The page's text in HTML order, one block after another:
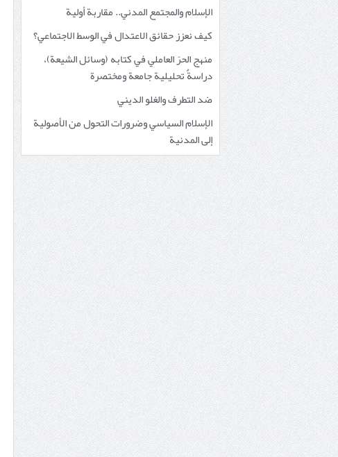
الإسلام والمجتمع المدني.. مقاربة أولية
كيف نعزز حقائق الاعتدال في الوسط الاجتماعي؟
منهج الحرّ العاملي في كتابه (وسائل الشيعة)،
دراسةٌ تحليلية جامعة ومختصرة
ضد التطرف والغلو الديني
الإسلام السياسي وضرورات التحول من الأصولية
إلى المدنية